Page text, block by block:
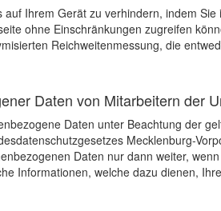
Ihrem Gerät zu verhindern, indem
ohne Einschränkungen zugreifen
Reichweitenmessung, die
Daten von Mitarbeitern der
Daten unter Beachtung der
Mecklenburg-
Daten nur dann weiter,
Informationen, welche dazu dienen,